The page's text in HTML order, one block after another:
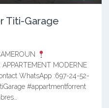
Titi-Garage
MODERNE
WhatsApp :697-24-52-
#appartmentforrent